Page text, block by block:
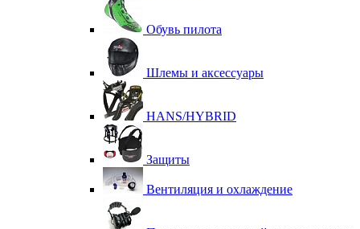
Обувь пилота
Шлемы и аксессуары
HANS/HYBRID
Защиты
Вентиляция и охлаждение